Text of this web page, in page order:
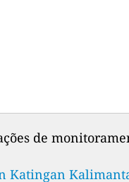
de
Kabupaten Katingan